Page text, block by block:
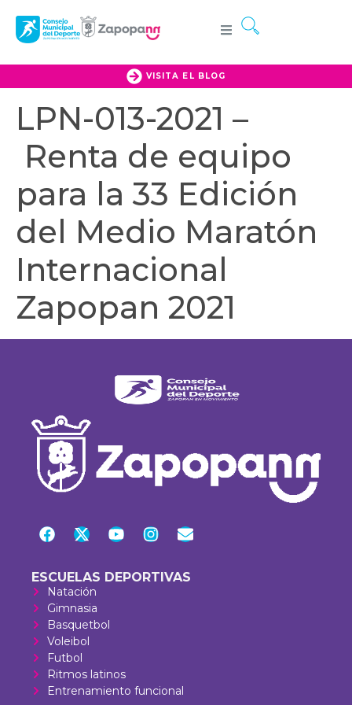
VISITA EL BLOG
LPN-013-2021 –
Renta de equipo
para la 33 Edición
del Medio Maratón
Internacional
Zapopan 2021
ESCUELAS DEPORTIVAS
Natación
Gimnasia
Basquetbol
Voleibol
Futbol
Ritmos latinos
Entrenamiento funcional